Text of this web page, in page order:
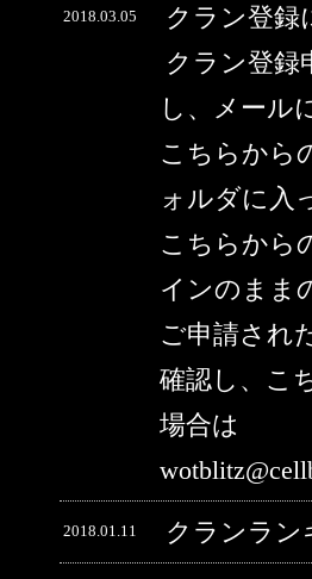
2018.03.05
クラン登録
クラン登録
し、メール
こちらから
ォルダに入
こちらから
インのまま
ご申請され
確認し、こ
場合は
2018.01.11 クランラン